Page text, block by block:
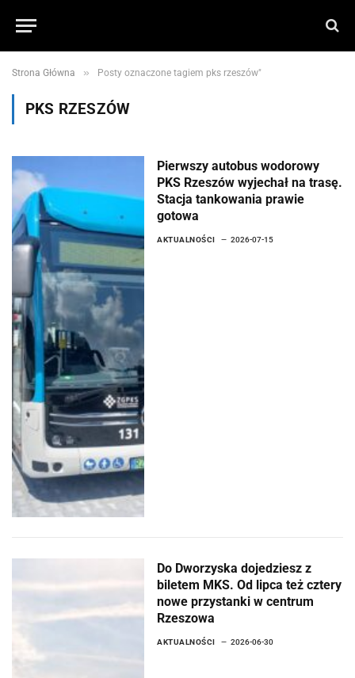
Strona Główna » Posty oznaczone tagiem pks rzeszów"
PKS RZESZÓW
Pierwszy autobus wodorowy
PKS Rzeszów wyjechał na trasę.
Stacja tankowania prawie
gotowa
AKTUALNOŚCI 2026-07-15
Do Dworzyska dojedziesz z
biletem MKS. Od lipca też cztery
nowe przystanki w centrum
Rzeszowa
AKTUALNOŚCI 2026-06-30